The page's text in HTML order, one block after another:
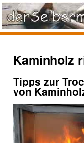
Kaminholz
Tipps zur
von